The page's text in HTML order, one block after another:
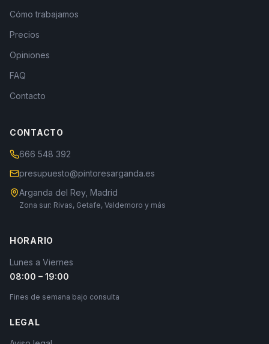
Cómo trabajamos
Precios
Opiniones
FAQ
Contacto
CONTACTO
666 548 392
presupuesto@pintoresarganda.es
Arganda del Rey, Madrid
Zona sur: Rivas, Getafe, Valdemoro y más
HORARIO
Lunes a Viernes
08:00 – 19:00
Fines de semana bajo consulta
LEGAL